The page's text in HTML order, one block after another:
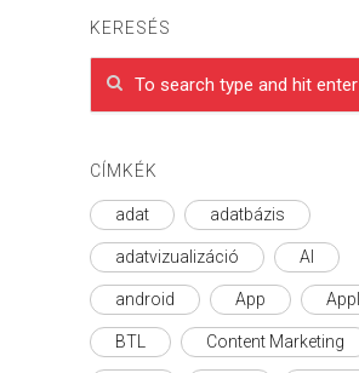
KERESÉS
CÍMKÉK
adat adatbázis
adatvizualizáció AI
android App
BTL Content Marketing